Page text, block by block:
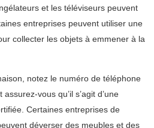
et les téléviseurs peuvent
entreprises peuvent utiliser une
collecter les objets à emmener à la
notez le numéro de téléphone
vous qu’il s’agit d’une
Certaines entreprises de
déverser des meubles et des